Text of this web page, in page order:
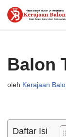
Balon
oleh Kerajaan
Daftar Isi